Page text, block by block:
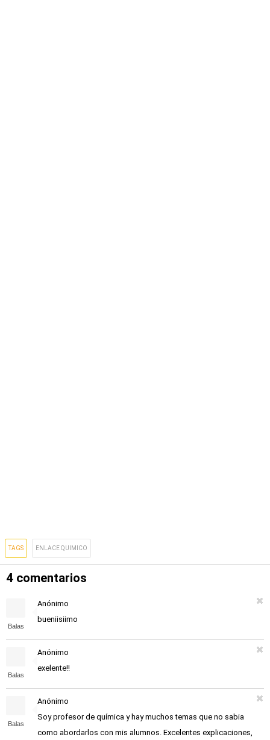
TAGS ENLACE QUIMICO
4 comentarios
Balas
Anónimo
bueniisiimo
Balas
Anónimo
exelente!!
Balas
Anónimo
Soy profesor de química y hay muchos temas que no sabia
como abordarlos con mis alumnos. Excelentes explicaciones,